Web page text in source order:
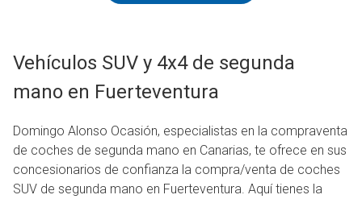
Vehículos SUV y 4x4 de segunda
mano en Fuerteventura
Domingo Alonso Ocasión, especialistas en la compraventa
de coches de segunda mano en Canarias, te ofrece en sus
concesionarios de confianza la compra/venta de coches
SUV de segunda mano en Fuerteventura. Aquí tienes la